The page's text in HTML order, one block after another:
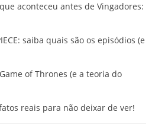
aconteceu antes de Vingadores:
saiba quais são os episódios (e
of Thrones (e a teoria do
reais para não deixar de ver!